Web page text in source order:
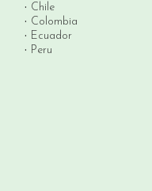
Chile
Colombia
Ecuador
Peru